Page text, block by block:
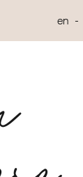
en